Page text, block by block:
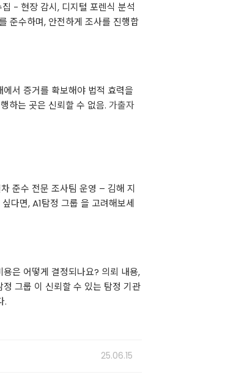
- 현장 감시, 디지털 포렌식 분석
준수하며, 안전하게 조사를 진행합
서 증거를 확보해야 법적 효력을
하는 곳은 신뢰할 수 없음. 가출자
준수 전문 조사팀 운영 – 김해 지
다면, A1탐정 그룹 을 고려해보세
은 어떻게 결정되나요? 의뢰 내용,
정 그룹 이 신뢰할 수 있는 탐정 기관
.
25.06.15